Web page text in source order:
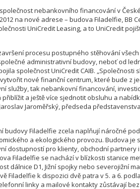
společnost nebankovního financování v
na nové adrese – budova Filadelfie, BB
UniCredit Leasing, a to UniCredit
procesu postupného stěhování
administrativní budovy, neboť od
společnost UniCredit CAIB. „Společnosti
nové finanční centrum, které bude z
služby, tak nebankovní financování,
a ještě více sjednotit obsluhu a
Jaroměřský, předseda
budovy Filadelfie zcela naplňují náročné
a ekologického provozu. Budova je
dostupností pro klienty, obchodní partnery
Filadelfie se nachází v blízkosti stanice
dálnice D1, Jižní spojky nebo severojižní
Filadelfie k dispozici dvě patra v 5. a 6.
linky a mailové kontakty zůstávají